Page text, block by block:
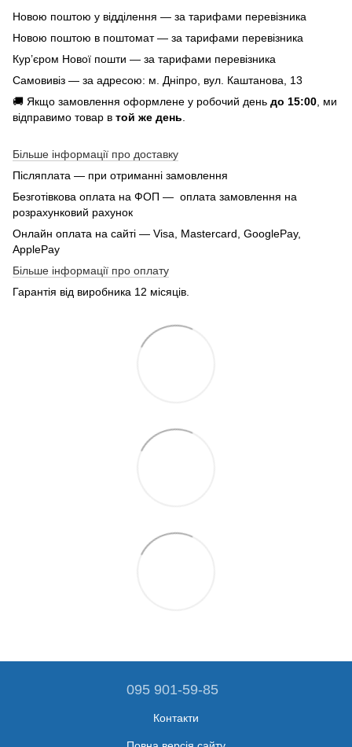
Новою поштою у відділення — за тарифами перевізника
Новою поштою в поштомат — за тарифами перевізника
Кур’єром Нової пошти — за тарифами перевізника
Самовивіз — за адресою: м. Дніпро, вул. Каштанова, 13
🚚 Якщо замовлення оформлене у робочий день до 15:00 , ми
відправимо товар в той же день
Більше інформації про доставку
Післяплата — при отриманні замовлення
Безготівкова оплата на ФОП — оплата замовлення на
розрахунковий рахунок
Онлайн оплата на сайті — Visa, Mastercard, GooglePay,
ApplePay
Більше інформації про оплату
Гарантія від виробника 12 місяців.
095 901-59-85
Контакти